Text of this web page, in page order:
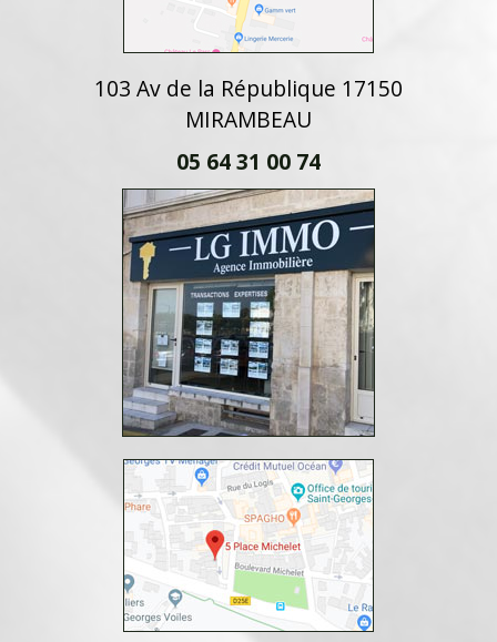
103 Av de la République 17150
MIRAMBEAU
05 64 31 00 74